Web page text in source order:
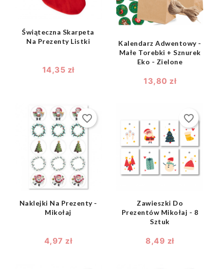
Świąteczna Skarpeta
Na Prezenty Listki
14,35 zł
Kalendarz Adwentowy -
Małe Torebki + Sznurek
Eko - Zielone
13,80 zł
shopping_bag 
Naklejki Na Prezenty -
Mikołaj
4,97 zł
favorite_border
shopping_bag 
Zawieszki Do
Prezentów Mikołaj - 8
Sztuk
8,49 zł
favorite_border